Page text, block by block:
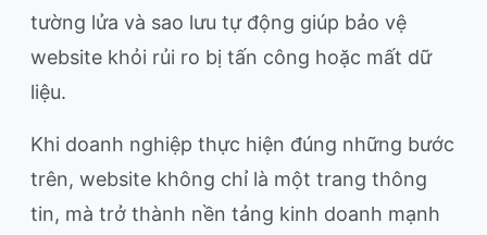
tường lửa và sao lưu tự động giúp bảo vệ
website khỏi rủi ro bị tấn công hoặc mất dữ
liệu.
Khi doanh nghiệp thực hiện đúng những bước
trên, website không chỉ là một trang thông
tin, mà trở thành nền tảng kinh doanh mạnh